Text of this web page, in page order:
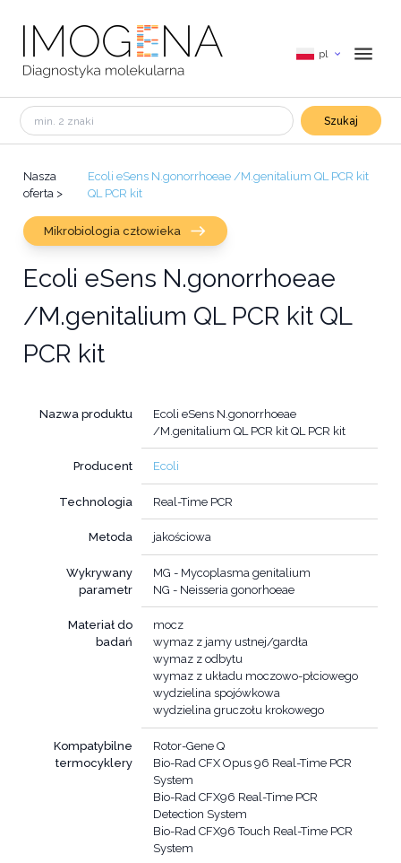
pl
Szukaj
Nasza
oferta >
Ecoli eSens N.gonorrhoeae /M.genitalium QL PCR kit
QL PCR kit
Mikrobiologia człowieka
Ecoli eSens N.gonorrhoeae
/M.genitalium QL PCR kit QL
PCR kit
Nazwa produktu
Ecoli eSens N.gonorrhoeae
/M.genitalium QL PCR kit QL PCR kit
Producent Ecoli
Technologia Real-Time PCR
Metoda jakościowa
Wykrywany
parametr
MG - Mycoplasma genitalium
NG - Neisseria gonorhoeae
Materiał do
badań
mocz
wymaz z jamy ustnej/gardła
wymaz z odbytu
wymaz z układu moczowo-płciowego
wydzielina spojówkowa
wydzielina gruczołu krokowego
Kompatybilne
termocyklery
Rotor-Gene Q
Bio-Rad CFX Opus 96 Real-Time PCR
System
Bio-Rad CFX96 Real-Time PCR
Detection System
Bio-Rad CFX96 Touch Real-Time PCR
System